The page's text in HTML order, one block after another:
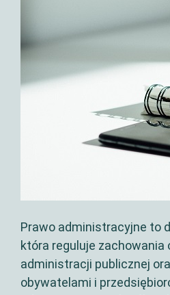
Prawo administracyjne to
która reguluje zachowania
administracji publicznej
obywatelami i